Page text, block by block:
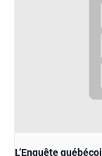
L’Enquête